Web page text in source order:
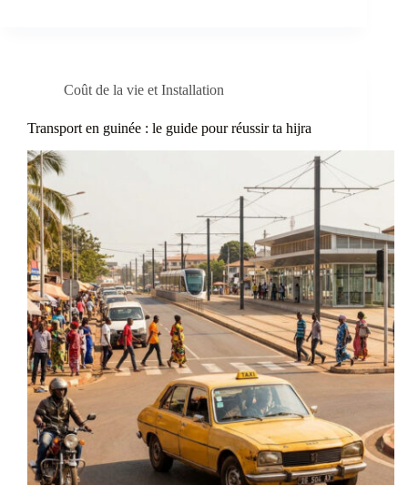
Coût de la vie et Installation
Transport en guinée : le guide pour réussir ta hijra